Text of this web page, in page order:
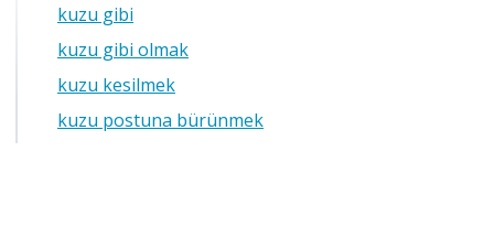
kuzu gibi
kuzu gibi olmak
kuzu kesilmek
kuzu postuna bürünmek